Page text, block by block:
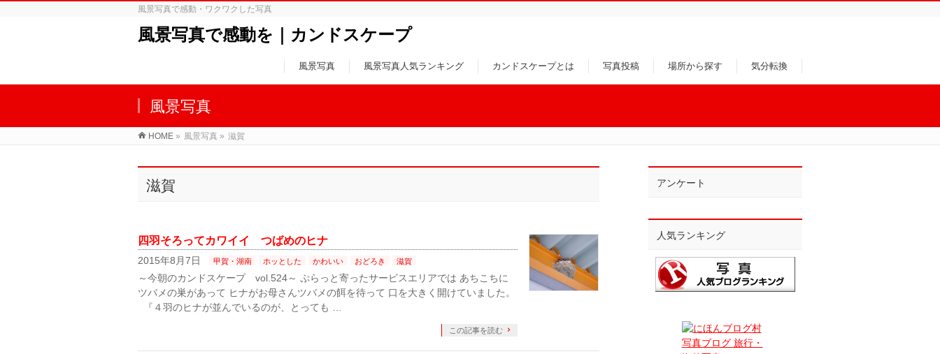
風景写真で感動・ワクワクした写真
風景写真で感動を｜カンドスケープ
風景写真 風景写真人気ランキング カンドスケープとは 写真投稿 場所から探す 気分転換
風景写真
HOME » 風景写真 » 滋賀
滋賀
四羽そろってカワイイ つばめのヒナ
2015年8月7日 甲賀・湖南 ホッとした かわいい おどろき 滋賀
～今朝のカンドスケープ vol.524～ ぷらっと寄ったサービスエリアでは あちこちに
ツバメの巣があって ヒナがお母さんツバメの餌を待って 口を大きく開けていました。
『４羽のヒナが並んでいるのが、とっても …
この記事を読む
アンケート
人気ランキング